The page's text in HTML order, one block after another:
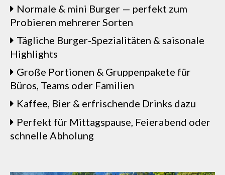
Normale & mini Burger — perfekt zum
Probieren mehrerer Sorten
Tägliche Burger-Spezialitäten & saisonale
Highlights
Große Portionen & Gruppenpakete für
Büros, Teams oder Familien
Kaffee, Bier & erfrischende Drinks dazu
Perfekt für Mittagspause, Feierabend oder
schnelle Abholung